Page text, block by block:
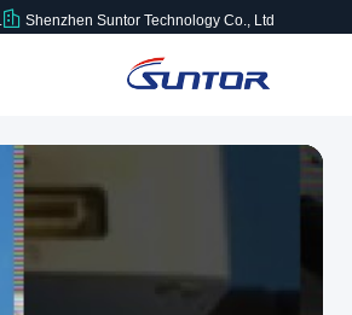
Shenzhen Suntor Technology Co., Ltd.